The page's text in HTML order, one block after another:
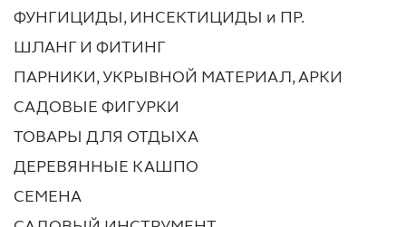
ФУНГИЦИДЫ, ИНСЕКТИЦИДЫ и ПР.
ШЛАНГ И ФИТИНГ
ПАРНИКИ, УКРЫВНОЙ МАТЕРИАЛ, АРКИ
САДОВЫЕ ФИГУРКИ
ТОВАРЫ ДЛЯ ОТДЫХА
ДЕРЕВЯННЫЕ КАШПО
СЕМЕНА